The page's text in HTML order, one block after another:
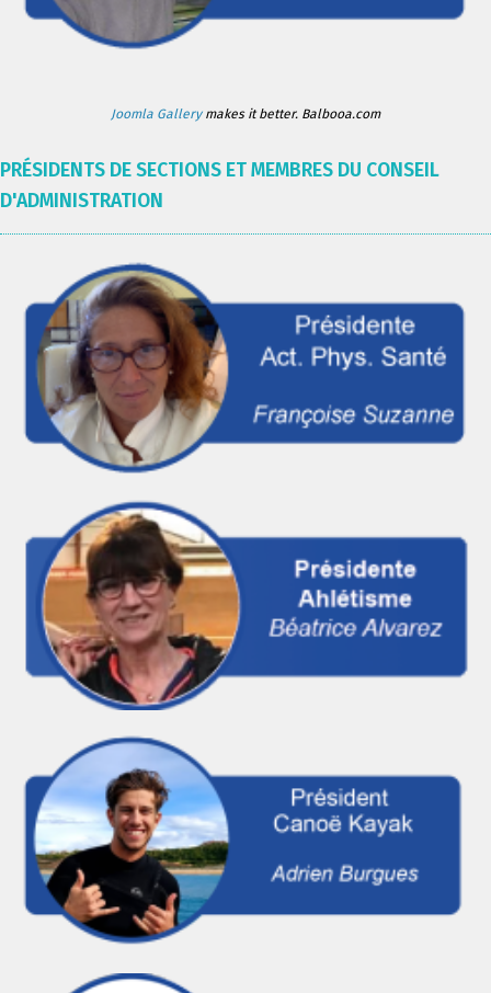
Joomla Gallerymakes it better. Balbooa.com
PRÉSIDENTS DE SECTIONS ET MEMBRES DU CONSEIL
D'ADMINISTRATION